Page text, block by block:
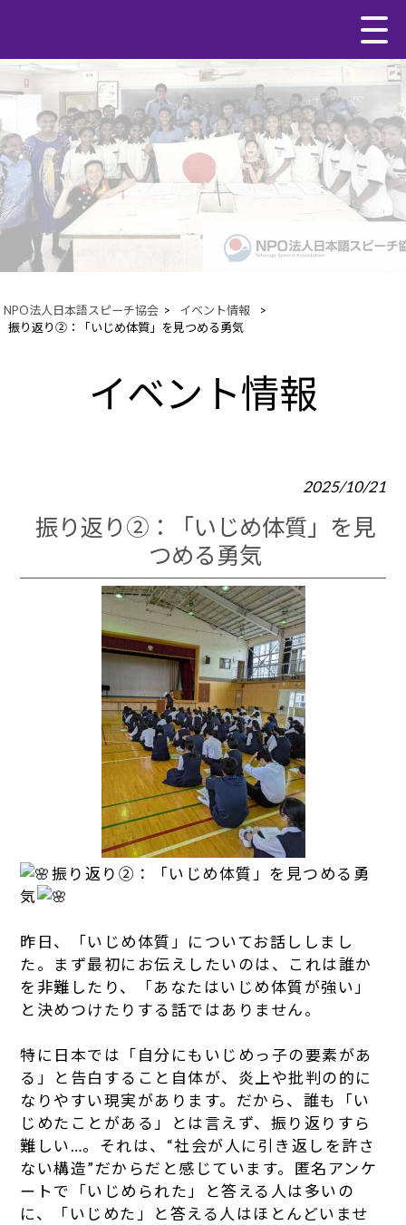
NPO法人日本語スピーチ協会 > イベント情報
>
振り返り②：「いじめ体質」を見つめる勇気
イベント情報
2025/10/21
振り返り②：「いじめ体質」を見
つめる勇気
振り返り②：「いじめ体質」を見つめる勇
気
昨日、「いじめ体質」についてお話ししまし
た。まず最初にお伝えしたいのは、これは誰か
を非難したり、「あなたはいじめ体質が強い」
と決めつけたりする話ではありません。
特に日本では「自分にもいじめっ子の要素があ
る」と告白すること自体が、炎上や批判の的に
なりやすい現実があります。だから、誰も「い
じめたことがある」とは言えず、振り返りすら
難しい…。それは、“社会が人に引き返しを許さ
ない構造”だからだと感じています。匿名アンケ
ートで「いじめられた」と答える人は多いの
に、「いじめた」と答える人はほとんどいませ